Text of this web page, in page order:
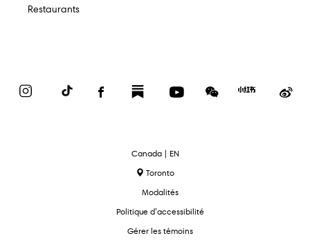
Restaurants
InstagramTikTok FacebookSubstack YouTubeWeChat
Red
text.language
Canada | EN
Toronto
Modalités
Politique d’accessibilité
Gérer les témoins